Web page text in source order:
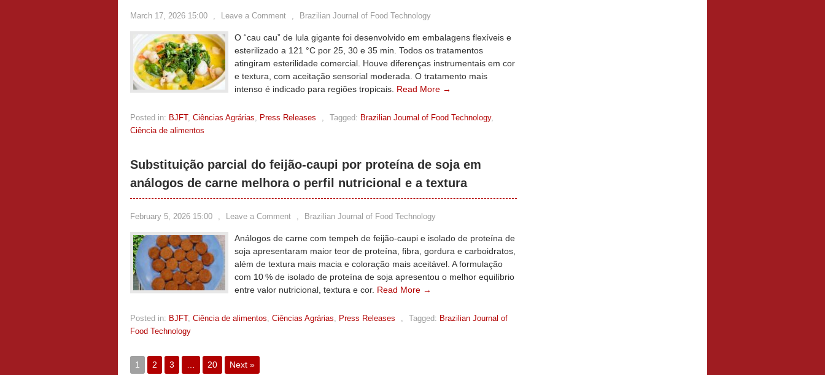
March 17, 2026 15:00 , Leave a Comment , Brazilian Journal of Food Technology
O “cau cau” de lula gigante foi desenvolvido em embalagens flexíveis e
esterilizado a 121 °C por 25, 30 e 35 min. Todos os tratamentos
atingiram esterilidade comercial. Houve diferenças instrumentais em cor
e textura, com aceitação sensorial moderada. O tratamento mais
intenso é indicado para regiões tropicais. Read More →
Posted in: BJFT, Ciências Agrárias, Press Releases , Tagged: Brazilian Journal of Food Technology,
Ciência de alimentos
Substituição parcial do feijão-caupi por proteína de soja em
análogos de carne melhora o perfil nutricional e a textura
February 5, 2026 15:00 , Leave a Comment , Brazilian Journal of Food Technology
Análogos de carne com tempeh de feijão-caupi e isolado de proteína de
soja apresentaram maior teor de proteína, fibra, gordura e carboidratos,
além de textura mais macia e coloração mais aceitável. A formulação
com 10 % de isolado de proteína de soja apresentou o melhor equilíbrio
entre valor nutricional, textura e cor. Read More →
Posted in: BJFT, Ciência de alimentos, Ciências Agrárias, Press Releases , Tagged: Brazilian Journal of
Food Technology
1 2 3 20 Next »